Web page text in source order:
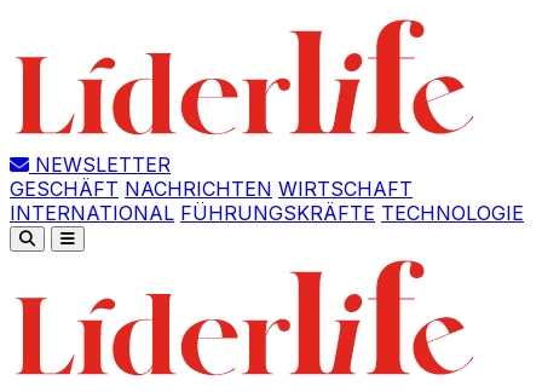
NEWSLETTER
GESCHÄFT NACHRICHTEN WIRTSCHAFT
INTERNATIONAL FÜHRUNGSKRÄFTE TECHNOLOGIE